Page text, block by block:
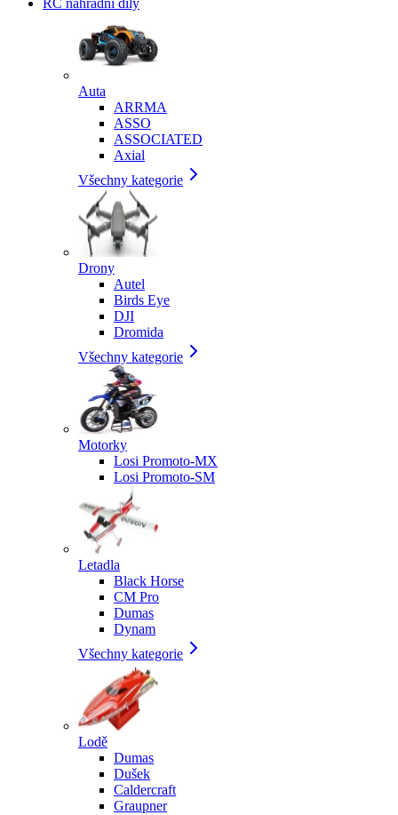
RC náhradní díly
Auta
ARRMA
ASSO
ASSOCIATED
Axial
Všechny kategorie
Drony
Autel
Birds Eye
DJI
Dromida
Všechny kategorie
Motorky
Losi Promoto-MX
Losi Promoto-SM
Letadla
Black Horse
CM Pro
Dumas
Dynam
Všechny kategorie
Lodě
Dumas
Dušek
Caldercraft
Graupner